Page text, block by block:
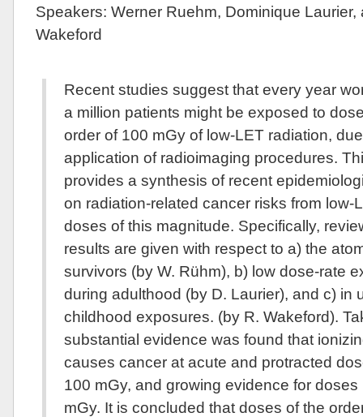
Speakers: Werner Ruehm, Dominique Laurier,
Wakeford
Recent studies suggest that every year
a million patients might be exposed to
order of 100 mGy of low-LET radiation,
application of radioimaging procedures.
provides a synthesis of recent
on radiation-related cancer risks from low-
doses of this magnitude. Specifically,
results are given with respect to a) the
survivors (by W. Rühm), b) low dose-rate
during adulthood (by D. Laurier), and c) in
childhood exposures. (by R. Wakeford).
substantial evidence was found that
causes cancer at acute and protracted
100 mGy, and growing evidence for doses
mGy. It is concluded that doses of the